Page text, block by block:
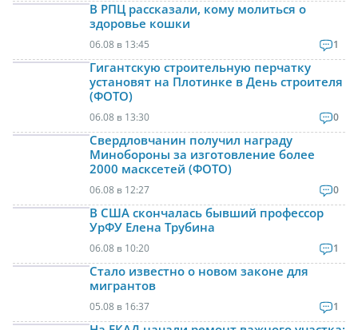
В РПЦ рассказали, кому молиться о
здоровье кошки
06.08 в 13:45 1
Гигантскую строительную перчатку
установят на Плотинке в День строителя
(ФОТО)
06.08 в 13:30 0
Свердловчанин получил награду
Минобороны за изготовление более
2000 масксетей (ФОТО)
06.08 в 12:27 0
В США скончалась бывший профессор
УрФУ Елена Трубина
06.08 в 10:20 1
Стало известно о новом законе для
мигрантов
05.08 в 16:37 1